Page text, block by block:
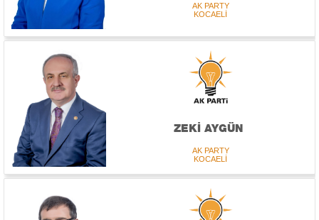
AK PARTY
KOCAELİ
ZEKİ AYGÜN
AK PARTY
KOCAELİ